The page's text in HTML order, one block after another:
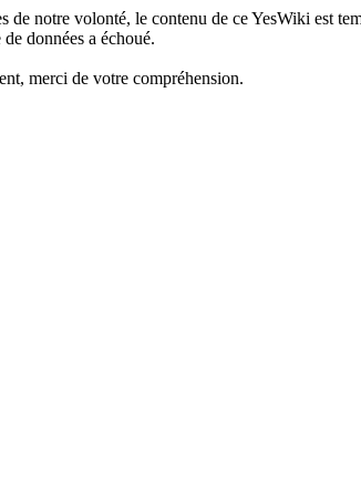
de notre volonté, le contenu de ce YesWiki est
données a échoué.
merci de votre compréhension.